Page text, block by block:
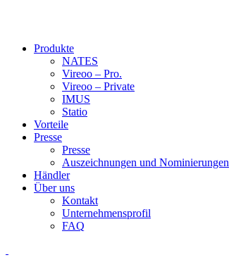
Produkte
NATES
Vireoo – Pro.
Vireoo – Private
IMUS
Statio
Vorteile
Presse
Presse
Auszeichnungen und Nominierungen
Händler
Über uns
Kontakt
Unternehmensprofil
FAQ